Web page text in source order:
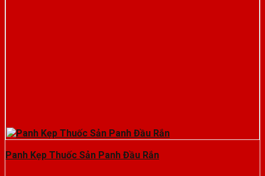
Panh Kẹp Thuốc Sản Panh Đầu Rắn